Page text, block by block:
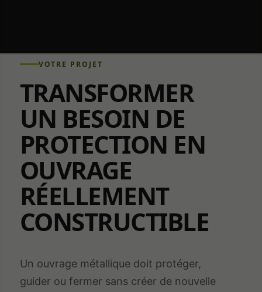
VOTRE PROJET
TRANSFORMER
UN BESOIN DE
PROTECTION EN
OUVRAGE
RÉELLEMENT
CONSTRUCTIBLE
Un ouvrage métallique doit protéger,
guider ou fermer sans créer de nouvelle